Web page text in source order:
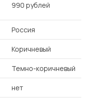
990 рублей
Россия
Коричневый
Темно-коричневый
нет